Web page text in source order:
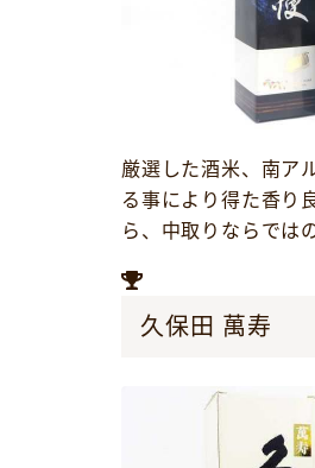
厳選した酒米、南ア
る事により得た香り
ら、中取りならでは
久保田 萬寿